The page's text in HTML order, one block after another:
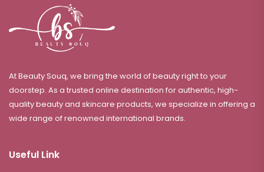
At Beauty Souq, we bring the world of beauty right to your
doorstep. As a trusted online destination for authentic, high-
quality beauty and skincare products, we specialize in offering a
wide range of renowned international brands.
Useful Link